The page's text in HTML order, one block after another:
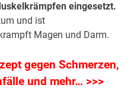
eingesetzt.
und ist
Magen und Darm.
gegen Schmerzen,
und mehr… >>>